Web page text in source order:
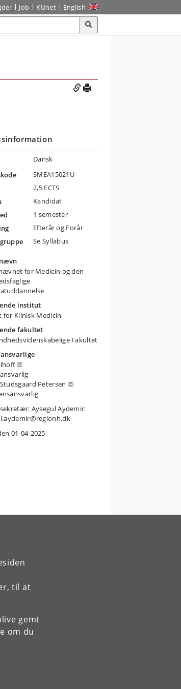
til at
gemt
om du
Job KUnet English
Dansk
SMEA15021U
2,5 ECTS
Kandidat
1 semester
Efterår og Forår
Se Syllabus
for Medicin og den
institut
for Klinisk Medicin
fakultet
Fakultet
Petersen
Aysegul Aydemir:
01-04-2025